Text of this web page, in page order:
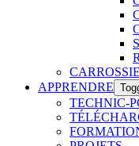
APPRENDRE
TECHNIC-